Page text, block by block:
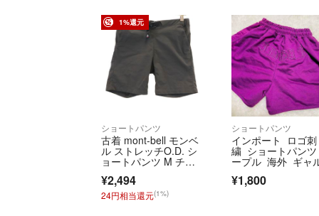
1%還元
ショートパンツ
古着 mont-bell モンベ
ル ストレッチO.D. シ
ョートパンツ M チャ
ディース
¥2,494
24円相当還元(1%)
ショートパンツ
インポート ロゴ刺
繍 ショートパン
ープル 海外 ギャ
¥1,800